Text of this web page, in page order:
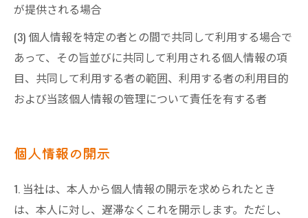
が提供される場合
(3) 個人情報を特定の者との間で共同して利用する場合で
あって、その旨並びに共同して利用される個人情報の項
目、共同して利用する者の範囲、利用する者の利用目的
および当該個人情報の管理について責任を有する者
個人情報の開示
1. 当社は、本人から個人情報の開示を求められたとき
は、本人に対し、遅滞なくこれを開示します。ただし、